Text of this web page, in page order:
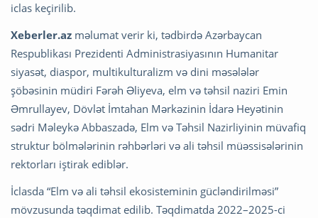
iclas keçirilib.
Xeberler.az məlumat verir ki, tədbirdə Azərbaycan
Respublikası Prezidenti Administrasiyasının Humanitar
siyasət, diaspor, multikulturalizm və dini məsələlər
şöbəsinin müdiri Fərəh Əliyeva, elm və təhsil naziri Emin
Əmrullayev, Dövlət İmtahan Mərkəzinin İdarə Heyətinin
sədri Məleykə Abbaszadə, Elm və Təhsil Nazirliyinin müvafiq
struktur bölmələrinin rəhbərləri və ali təhsil müəssisələrinin
rektorları iştirak ediblər.
İclasda “Elm və ali təhsil ekosisteminin gücləndirilməsi”
mövzusunda təqdimat edilib. Təqdimatda 2022–2025-ci